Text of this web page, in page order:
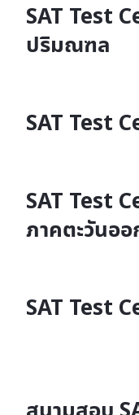
SAT Test
ปริมณฑล
SAT Test
SAT Test
ภาคตะวันออ
SAT Test